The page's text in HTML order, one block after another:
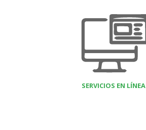
SERVICIOS EN LÍNEA